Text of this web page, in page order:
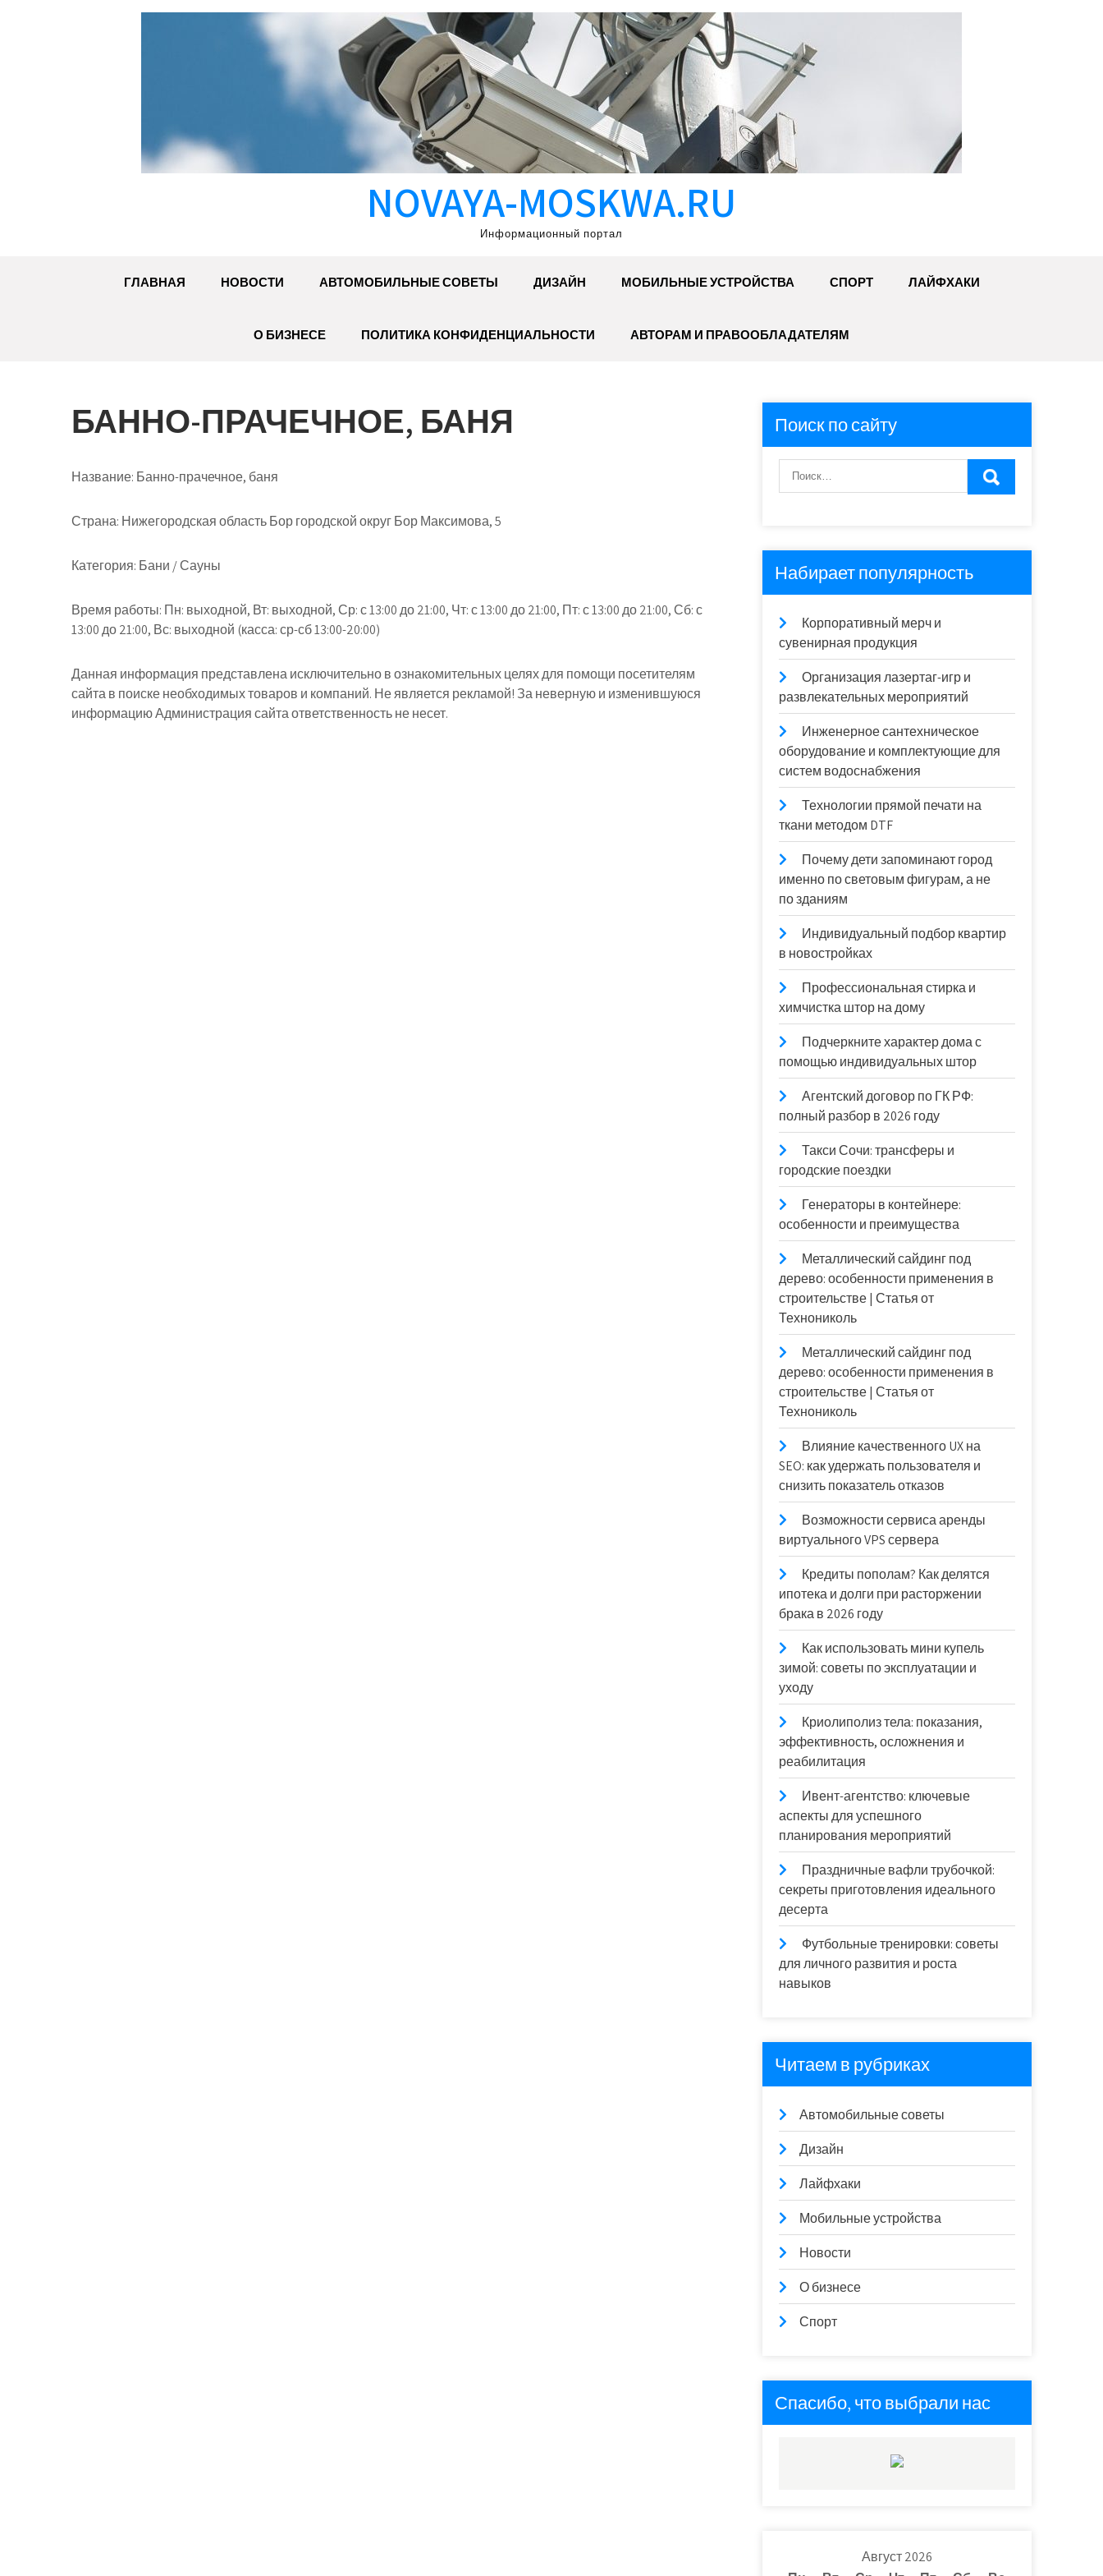
NOVAYA-MOSKWA.RU
Информационный портал
ГЛАВНАЯ НОВОСТИ АВТОМОБИЛЬНЫЕ СОВЕТЫ ДИЗАЙН МОБИЛЬНЫЕ УСТРОЙСТВА СПОРТ ЛАЙФХАКИ
О БИЗНЕСЕ ПОЛИТИКА КОНФИДЕНЦИАЛЬНОСТИ АВТОРАМ И ПРАВООБЛАДАТЕЛЯМ
БАННО-ПРАЧЕЧНОЕ, БАНЯ
Название: Банно-прачечное, баня
Страна: Нижегородская область Бор городской округ Бор Максимова, 5
Категория: Бани / Сауны
Время работы: Пн: выходной, Вт: выходной, Ср: с 13:00 до 21:00, Чт: с 13:00 до 21:00, Пт: с 13:00 до 21:00, Сб: с
13:00 до 21:00, Вс: выходной (касса: ср-сб 13:00-20:00)
Данная информация представлена исключительно в ознакомительных целях для помощи посетителям
сайта в поиске необходимых товаров и компаний. Не является рекламой! За неверную и изменившуюся
информацию Администрация сайта ответственность не несет.
Поиск по сайту
Набирает популярность
Корпоративный мерч и
сувенирная продукция
Организация лазертаг-игр и
развлекательных мероприятий
Инженерное сантехническое
оборудование и комплектующие для
систем водоснабжения
Технологии прямой печати на
ткани методом DTF
Почему дети запоминают город
именно по световым фигурам, а не
по зданиям
Индивидуальный подбор квартир
в новостройках
Профессиональная стирка и
химчистка штор на дому
Подчеркните характер дома с
помощью индивидуальных штор
Агентский договор по ГК РФ:
полный разбор в 2026 году
Такси Сочи: трансферы и
городские поездки
Генераторы в контейнере:
особенности и преимущества
Металлический сайдинг под
дерево: особенности применения в
строительстве | Статья от
Технониколь
Металлический сайдинг под
дерево: особенности применения в
строительстве | Статья от
Технониколь
Влияние качественного UX на
SEO: как удержать пользователя и
снизить показатель отказов
Возможности сервиса аренды
виртуального VPS сервера
Кредиты пополам? Как делятся
ипотека и долги при расторжении
брака в 2026 году
Как использовать мини купель
зимой: советы по эксплуатации и
уходу
Криолиполиз тела: показания,
эффективность, осложнения и
реабилитация
Ивент-агентство: ключевые
аспекты для успешного
планирования мероприятий
Праздничные вафли трубочкой:
секреты приготовления идеального
десерта
Футбольные тренировки: советы
для личного развития и роста
навыков
Читаем в рубриках
Автомобильные советы
Дизайн
Лайфхаки
Мобильные устройства
Новости
О бизнесе
Спорт
Спасибо, что выбрали нас
Август 2026